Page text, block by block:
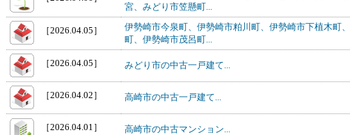
宮、みどり市笠懸町...
［2026.04.05］
伊勢崎市今泉町、伊勢崎市粕川町、伊勢崎市下植木町
町、伊勢崎市茂呂町...
［2026.04.05］ みどり市の中古一戸建て...
［2026.04.02］ 高崎市の中古一戸建て...
［2026.04.01］ 高崎市の中古マンション...